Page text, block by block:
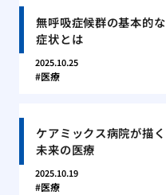
無呼吸症候群の基本的な
症状とは
2025.10.25
医療
ケアミックス病院が描く
未来の医療
2025.10.19
医療